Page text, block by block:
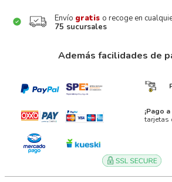
Envío gratis o recoge en
75 sucursales
Además facilidades de
¡Pago
tarjetas